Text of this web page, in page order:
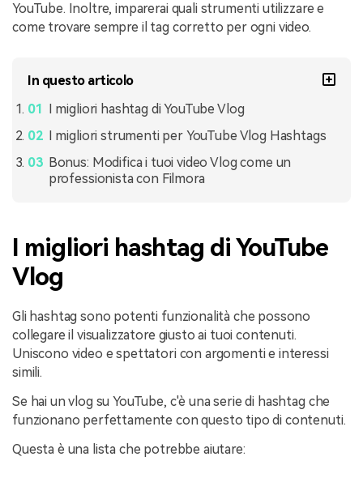
YouTube. Inoltre, imparerai quali strumenti utilizzare e
come trovare sempre il tag corretto per ogni video.
In questo articolo
I migliori hashtag di YouTube Vlog
I migliori strumenti per YouTube Vlog Hashtags
Bonus: Modifica i tuoi video Vlog come un
professionista con Filmora
I migliori hashtag di YouTube
Vlog
Gli hashtag sono potenti funzionalità che possono
collegare il visualizzatore giusto ai tuoi contenuti.
Uniscono video e spettatori con argomenti e interessi
simili.
Se hai un vlog su YouTube, c'è una serie di hashtag che
funzionano perfettamente con questo tipo di contenuti.
Questa è una lista che potrebbe aiutare: